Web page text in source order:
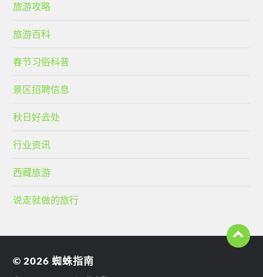
旅游攻略
旅游百科
春节习俗科普
景区招聘信息
秋日好去处
行业资讯
西藏旅游
说走就做的旅行
© 2026蜘蛛指南